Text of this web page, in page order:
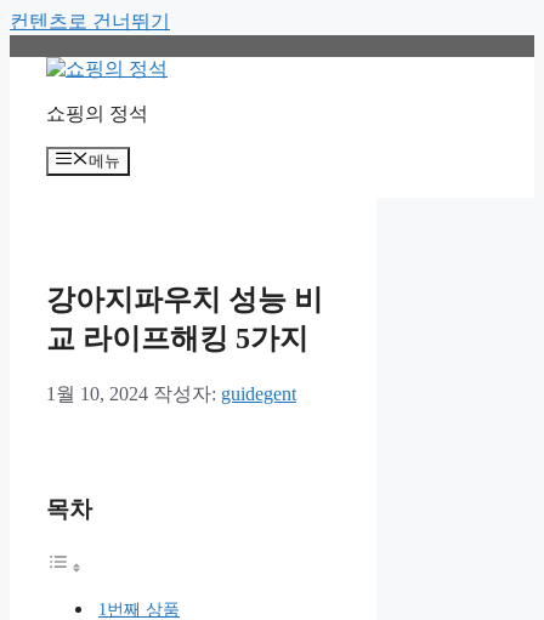
컨텐츠로 건너뛰기
쇼핑의 정석
메뉴
강아지파우치 성능 비
교 라이프해킹 5가지
1월 10, 2024 작성자: guidegent
목차
1번째 상품